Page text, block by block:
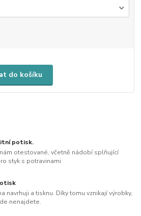
do košíku
potisk.
otestované, včetně nádobí splňující
styk s potravinami
navrhuji a tisknu. Díky tomu vznikají výrobky,
nenajdete.